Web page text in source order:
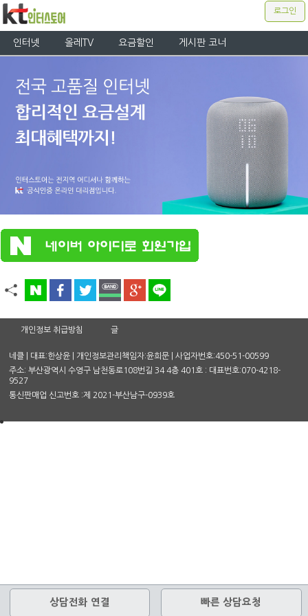
로그인
인터넷 올레TV 요금할인 게시판 코너
개인정보 취급방침 글
네클 | 대표:한상윤 | 개인정보관리책임자:윤희문 | 사업자번호:450-51-00599
주소: 부산광역시 수영구 남천동로108번길 34 4층 401호 : 대표번호:070-4218-
9527
통신판매업 신고번호 :제 2021-부산남구-0939호
상담전화 연결 빠른 상담요청